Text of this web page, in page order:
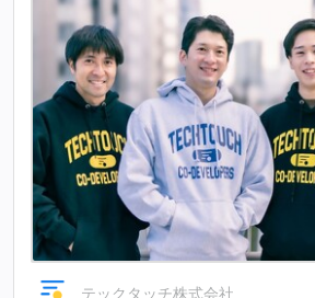
テックタッチ株式会社